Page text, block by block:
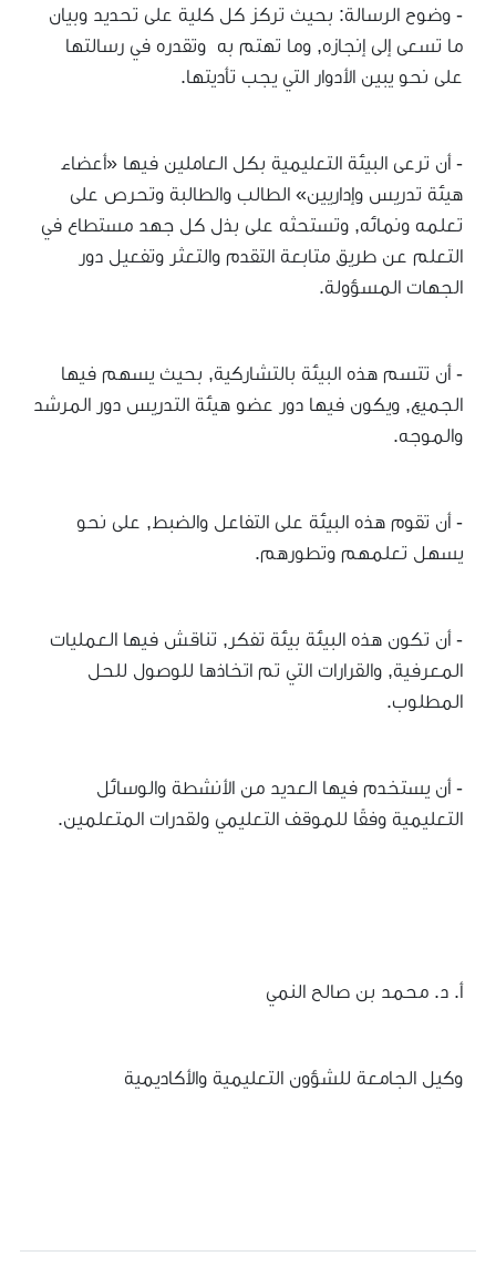
- وضوح الرسالة: بحيث تركز كل كلية على تحديد وبيان
ما تسعى إلى إنجازه, وما تهتم به وتقدره في رسالتها
على نحو يبين الأدوار التي يجب تأديتها.
- أن ترعى البيئة التعليمية بكل العاملين فيها «أعضاء
هيئة تدريس وإداريين» الطالب والطالبة وتحرص على
تعلمه ونمائه, وتستحثه على بذل كل جهد مستطاع في
التعلم عن طريق متابعة التقدم والتعثر وتفعيل دور
الجهات المسؤولة.
- أن تتسم هذه البيئة بالتشاركية, بحيث يسهم فيها
الجميع, ويكون فيها دور عضو هيئة التدريس دور المرشد
والموجه.
- أن تقوم هذه البيئة على التفاعل والضبط, على نحو
يسهل تعلمهم وتطورهم.
- أن تكون هذه البيئة بيئة تفكر, تناقش فيها العمليات
المعرفية, والقرارات التي تم اتخاذها للوصول للحل
المطلوب.
- أن يستخدم فيها العديد من الأنشطة والوسائل
التعليمية وفقًا للموقف التعليمي ولقدرات المتعلمين.
أ. د. محمد بن صالح النمي
وكيل الجامعة للشؤون التعليمية والأكاديمية